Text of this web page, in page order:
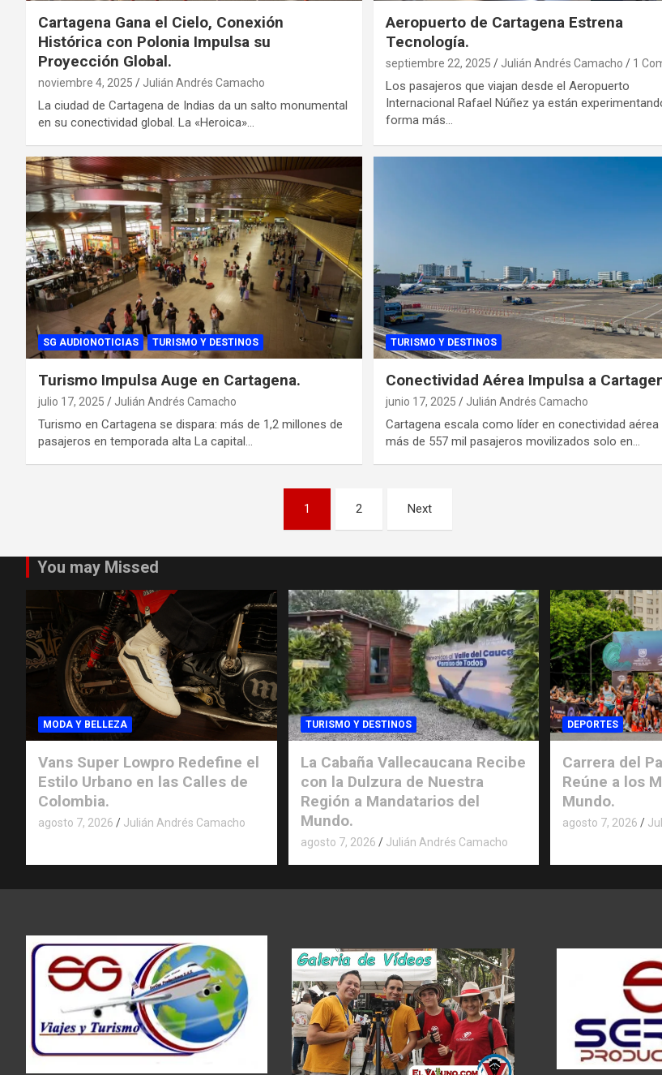
Cartagena Gana el Cielo, Conexión
Histórica con Polonia Impulsa su
Proyección Global.
noviembre 4, 2025 Julián Andrés Camacho
La ciudad de Cartagena de Indias da un salto monumental
en su conectividad global. La «Heroica»…
Aeropuerto de Cartagena Estrena
Tecnología.
septiembre 22, 2025 Julián Andrés Camacho 1
Los pasajeros que viajan desde el Aeropuerto
Internacional Rafael Núñez ya están
forma más…
SG AUDIONOTICIAS TURISMO Y DESTINOS
Turismo Impulsa Auge en Cartagena.
julio 17, 2025 Julián Andrés Camacho
Turismo en Cartagena se dispara: más de 1,2 millones de
pasajeros en temporada alta La capital…
TURISMO Y DESTINOS
Conectividad Aérea Impulsa a
junio 17, 2025 Julián Andrés Camacho
Cartagena escala como líder en conectividad aérea
más de 557 mil pasajeros movilizados solo en…
entradas
1 2 Next
You may Missed
MODA Y BELLEZA
Vans Super Lowpro Redefine el
Estilo Urbano en las Calles de
Colombia.
agosto 7, 2026 Julián Andrés Camacho
TURISMO Y DESTINOS
La Cabaña Vallecaucana Recibe
con la Dulzura de Nuestra
Región a Mandatarios del
Mundo.
agosto 7, 2026 Julián Andrés Camacho
DEPORTES
Carrera del
Reúne a los
Mundo.
agosto 7, 2026